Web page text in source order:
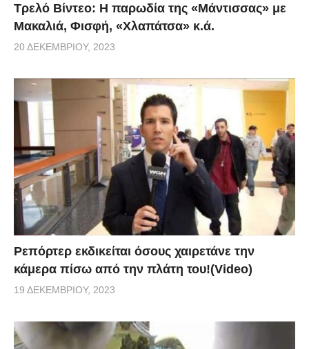
Τρελό Βίντεο: H παρωδία της «Μάντισσας» με
Μακαλιά, Φισφή, «Χλαπάτσα» κ.ά.
20 ΔΕΚΕΜΒΡΊΟΥ, 2023
Ρεπόρτερ εκδικείται όσους χαιρετάνε την
κάμερα πίσω από την πλάτη του!(Video)
19 ΔΕΚΕΜΒΡΊΟΥ, 2023